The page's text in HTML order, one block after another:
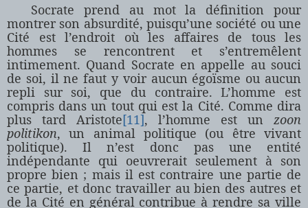
Socrate prend au mot la définition pour
montrer son absurdité, puisqu’une société ou une
Cité est l’endroit où les affaires de tous les
hommes se rencontrent et s’entremêlent
intimement. Quand Socrate en appelle au souci
de soi, il ne faut y voir aucun égoïsme ou aucun
repli sur soi, que du contraire. L’homme est
compris dans un tout qui estla Cité. Comme dira
plus tard Aristote[11], l’homme est un zoon
politikon, un animal politique (ou être vivant
politique). Il n’est donc pas une entité
indépendante qui oeuvrerait seulement à son
propre bien ; mais il est contraire une partie de
ce partie, et donc travailler au bien des autres et
de la Cité en général contribue à rendre sa ville